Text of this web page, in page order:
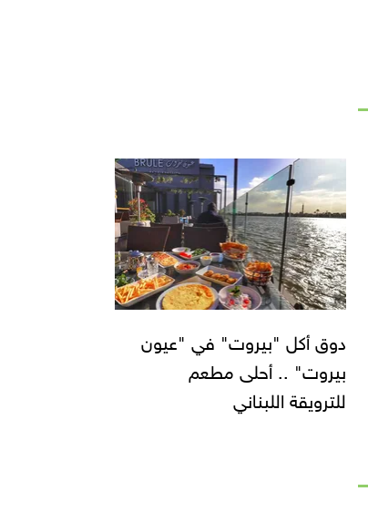
دوق أكل "بيروت" في "عيون
بيروت" .. أحلى مطعم
للترويقة اللبناني